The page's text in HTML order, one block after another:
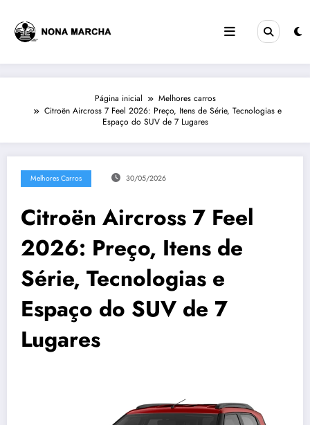
conteúdo
Página inicial
Melhores carros
Citroën Aircross 7 Feel 2026: Preço, Itens de Série, Tecnologias e
Espaço do SUV de 7 Lugares
Melhores Carros 30/05/2026
Citroën Aircross 7 Feel
2026: Preço, Itens de
Série, Tecnologias e
Espaço do SUV de 7
Lugares